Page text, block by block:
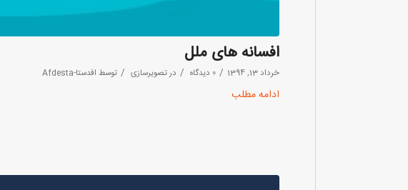
افسانه های ملل
خرداد 13, 1394 / 0 دیدگاه / درتصویرسازی / توسط افدستا-Afdesta
ادامه مطلب